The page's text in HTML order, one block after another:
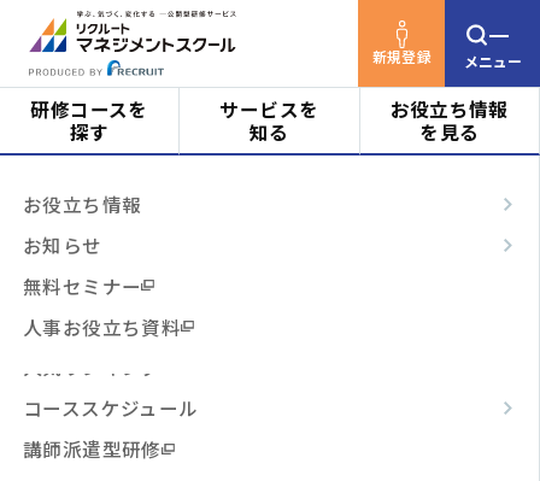
新規登録 メニュー
階層・役割
研修コースを
探す
対象者
ビジネススキル
テーマ別
3時間コース
人気ランキング
コーススケジュール
講師派遣型研修
サービスを
知る
はじめての方へ
サービスの特長
ご利用の流れ
よくあるご質問
お役立ち情報
を見る
お役立ち情報
お知らせ
無料セミナー
人事お役立ち資料
リクルートマネジメントスクールTOP
(118)
コーチング・コミュニケーショ
ンの基本(118)
部下や後輩の行動が変わる
リーダー